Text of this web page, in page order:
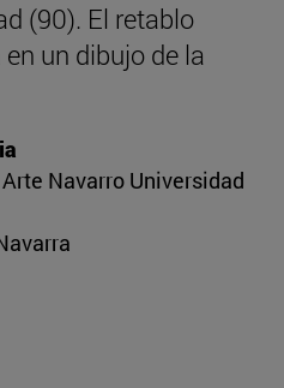
(90). El retablo
un dibujo de la
Navarro Universidad